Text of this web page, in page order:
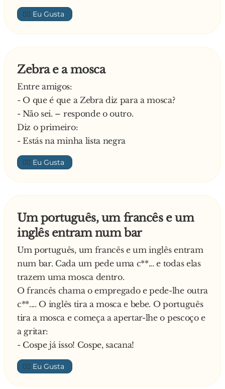
O outro:
- Pudera! As moscas sem asas ficam surdas
—
👍🏼
Zebra e a mosca
Entre amigos:
- O que é que a Zebra diz para a mosca?
- Não sei. – responde o outro.
Diz o primeiro:
- Estás na minha lista negra
👍🏼
Um português, um francês e um
inglês entram num bar
Um português, um francês e um inglês entram
num bar. Cada um pede uma c**... e todas elas
trazem uma mosca dentro.
O francês chama o empregado e pede-lhe outra
c**.... O inglês tira a mosca e bebe. O português
tira a mosca e começa a apertar-lhe o pescoço e
a gritar:
- Cospe já isso! Cospe, sacana!
👍🏼